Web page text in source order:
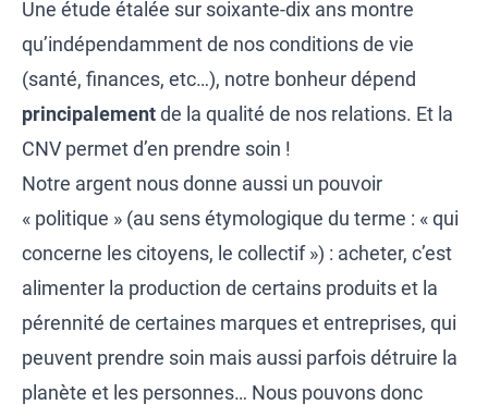
Une étude étalée sur soixante-dix ans montre
qu’indépendamment de nos conditions de vie
(santé, finances, etc…), notre bonheur dépend
principalementde la qualité de nos relations. Et la
CNV permet d’en prendre soin !
Notre argent nous donne aussi un pouvoir
« politique » (au sens étymologique du terme : « qui
concerne les citoyens, le collectif ») : acheter, c’est
alimenter la production de certains produits et la
pérennité de certaines marques et entreprises, qui
peuvent prendre soin mais aussi parfois détruire la
planète et les personnes… Nous pouvons donc